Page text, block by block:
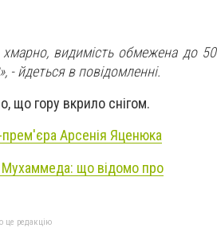
видимість обмежена до 50
- йдеться в повідомленні.
що гору вкрило снігом.
прем'єра Арсенія Яценюка
Мухаммеда: що відомо про
це редакцію